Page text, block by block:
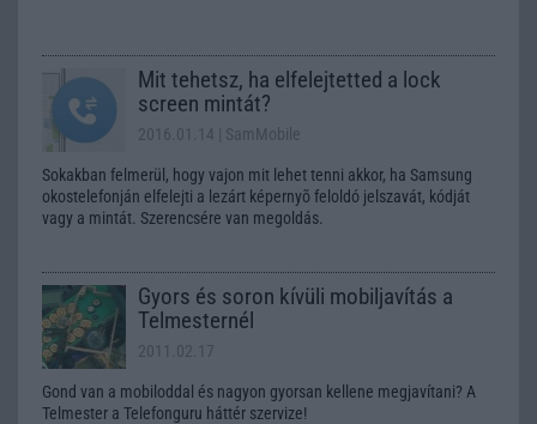
Mit tehetsz, ha elfelejtetted a lock
screen mintát?
2016.01.14 | SamMobile
Sokakban felmerül, hogy vajon mit lehet tenni akkor, ha Samsung
okostelefonján elfelejti a lezárt képernyõ feloldó jelszavát, kódját
vagy a mintát. Szerencsére van megoldás.
Gyors és soron kívüli mobiljavítás a
Telmesternél
2011.02.17
Gond van a mobiloddal és nagyon gyorsan kellene megjavítani? A
Telmester a Telefonguru háttér szervize!